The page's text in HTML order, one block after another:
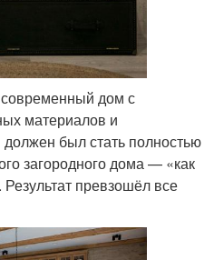
современный дом с
материалов и
был стать полностью
загородного дома — «как
превзошёл все